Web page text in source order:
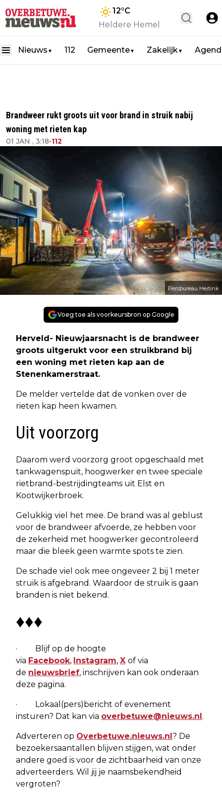
12°C
Heldere Hemel
Nieuws ▼ 112 Gemeente▼ Zakelijk▼
Brandweer rukt groots uit voor brand in struik nabij
woning met rieten kap
01 JAN , 3:18•112
Persbureau Heitink
Voeg toe als voorkeursbron op Google
Herveld- Nieuwjaarsnacht is de brandweer
groots uitgerukt voor een struikbrand bij
een woning met rieten kap aan de
Stenenkamerstraat.
De melder vertelde dat de vonken over de
rieten kap heen kwamen.
Uit voorzorg
Daarom werd voorzorg groot opgeschaald met
tankwagenspuit, hoogwerker en twee speciale
rietbrand-bestrijdingteams uit Elst en
Kootwijkerbroek.
Gelukkig viel het mee. De brand was al geblust
voor de brandweer afvoerde, ze hebben voor
de zekerheid met hoogwerker gecontroleerd
maar die bleek geen warmte spots te zien.
De schade viel ook mee ongeveer 2 bij 1 meter
struik is afgebrand. Waardoor de struik is gaan
branden is niet bekend.
♦♦♦
· Blijf op de hoogte
via Facebook, Instagram, X of via
de nieuwsbrief, inschrijven kan ook onderaan
deze pagina.
· Lokaal(pers)bericht of evenement
insturen? Dat kan via overbetuwe@nieuws.nl .
Adverteren op Overbetuwe.nieuws.nl ? De
bezoekersaantallen blijven stijgen, wat onder
andere goed is voor de zichtbaarheid van onze
adverteerders. Wil jij je naamsbekendheid
vergroten?